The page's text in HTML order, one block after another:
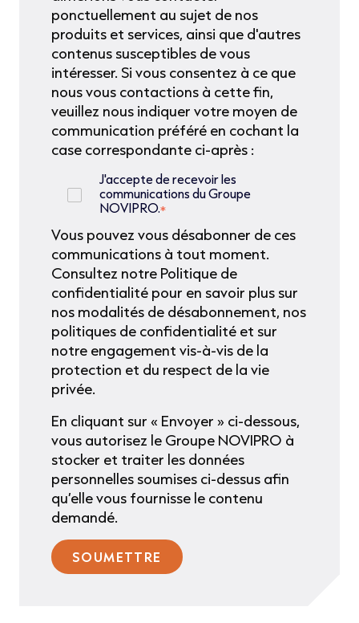
ponctuellement au sujet de nos
produits et services, ainsi que d'autres
contenus susceptibles de vous
intéresser. Si vous consentez à ce que
nous vous contactions à cette fin,
veuillez nous indiquer votre moyen de
communication préféré en cochant la
case correspondante ci-après :
J'accepte de recevoir les
communications du Groupe
NOVIPRO.*
Vous pouvez vous désabonner de ces
communications à tout moment.
Consultez notre Politique de
confidentialité pour en savoir plus sur
nos modalités de désabonnement, nos
politiques de confidentialité et sur
notre engagement vis-à-vis de la
protection et du respect de la vie
privée.
En cliquant sur « Envoyer » ci-dessous,
vous autorisez le Groupe NOVIPRO à
stocker et traiter les données
personnelles soumises ci-dessus afin
qu’elle vous fournisse le contenu
demandé.